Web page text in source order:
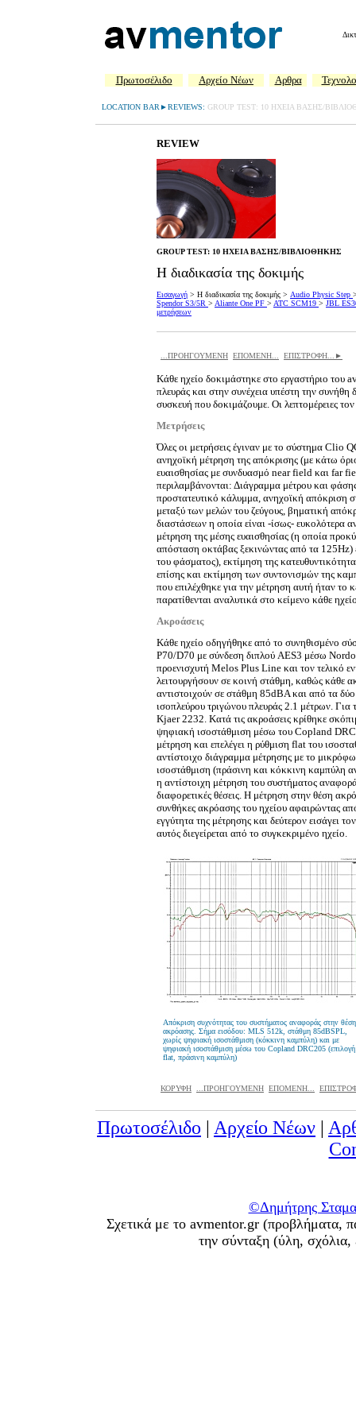
Πρωτοσέλιδο Aρχείο Νέων Αρθρα
LOCATION BAR►REVIEWS: GROUP TEST: 10 ΗΧΕΙΑ ΒΑΣΗΣ/
REVIEW
GROUP TEST: 10 HXEIA ΒΑΣΗΣ/ΒΙΒΛΙΟΘΗΚΗΣ
Η διαδικασία της δοκιμής
Εισαγωγή > Η διαδικασία της δοκιμής > Audio Physic Step
Spendor S3/5R > Aliante One PF > ATC SCM19 > JBL
μετρήσεων
...ΠΡΟΗΓΟΥΜΕΝΗ ΕΠΟΜΕΝΗ... ΕΠΙΣΤΡΟΦΗ...►
Κάθε ηχείο δοκιμάστηκε στο εργαστήριο του
πλευράς και στην συνέχεια υπέστη την
συσκευή που δοκιμάζουμε. Οι λεπτομέρειες
Μετρήσεις
Όλες οι μετρήσεις έγιναν με το σύστημα Clio
ανηχοϊκή μέτρηση της απόκρισης (με κάτω
ευαισθησίας με συνδυασμό near field και far
περιλαμβάνονται: Διάγραμμα μέτρου και
προστατευτικό κάλυμμα, ανηχοϊκή απόκριση
μεταξύ των μελών του ζεύγους, βηματική
διαστάσεων η οποία είναι -ίσως- ευκολότερα
μέτρηση της μέσης ευαισθησίας (η οποία
απόσταση οκτάβας ξεκινώντας από τα
του φάσματος), εκτίμηση της
επίσης και εκτίμηση των συντονισμών της
που επιλέχθηκε για την μέτρηση αυτή ήταν
παρατίθενται αναλυτικά στο κείμενο κάθε
Ακροάσεις
Κάθε ηχείο οδηγήθηκε από το συνηθισμένο
P70/D70 με σύνδεση διπλού AES3 μέσω
προενισχυτή Melos Plus Line και τον τελικό
λειτουργήσουν σε κοινή στάθμη, καθώς κάθε
αντιστοιχούν σε στάθμη 85dBA και από τα
ισοπλεύρου τριγώνου πλευράς 2.1 μέτρων.
Kjaer 2232. Κατά τις ακροάσεις κρίθηκε
ψηφιακή ισοστάθμιση μέσω του Copland
μέτρηση και επελέγει η ρύθμιση flat του
αντίστοιχο διάγραμμα μέτρησης με το
ισοστάθμιση (πράσινη και κόκκινη καμπύλη
η αντίστοιχη μέτρηση του συστήματος
διαφορετικές θέσεις. Η μέτρηση στην θέση
συνθήκες ακρόασης του ηχείου αφαιρώντας
εγγύτητα της μέτρησης και δεύτερον εισάγει
αυτός διεγείρεται από το συγκεκριμένο ηχείο.
Απόκριση συχνότητας του συστήματος αναφοράς στην θέση
ακρόασης. Σήμα εισόδου: MLS 512k, στάθμη 85dBSPL,
χωρίς ψηφιακή ισοστάθμιση (κόκκινη καμπύλη) και με
ψηφιακή ισοστάθμιση μέσω του Copland DRC205
flat, πράσινη καμπύλη)
ΚΟΡΥΦΗ ...ΠΡΟΗΓΟΥΜΕΝΗ ΕΠΟΜΕΝΗ...
Πρωτοσέλιδο | Αρχείο Νέων |
©Δημήτρης
Σχετικά με το avmentor.gr (προβλήματα,
την σύνταξη (ύλη,